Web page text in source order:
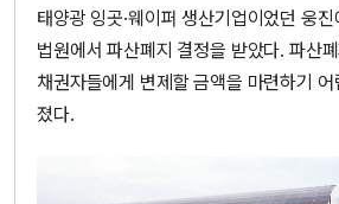
태양광 잉곳·웨이퍼 생산기업이었던 웅
법원에서 파산폐지 결정을 받았다. 파산
채권자들에게 변제할 금액을 마련하기
졌다.